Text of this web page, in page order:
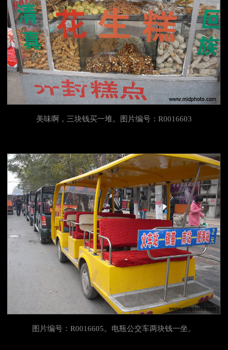
美味啊，三块钱买一堆。图片编号：R0016603
图片编号：R0016605。电瓶公交车两块钱一坐。